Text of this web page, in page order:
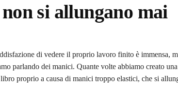
si allungano mai
di vedere il proprio lavoro finito è immensa,
parlando dei manici. Quante volte abbiamo creato
proprio a causa di manici troppo elastici, che si